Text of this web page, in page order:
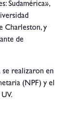
Sudamérica»,
Charleston, y
de
se realizaron en
(NPF) y el